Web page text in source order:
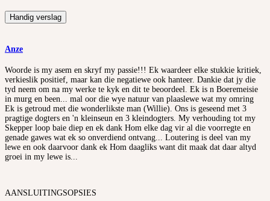
Handig verslag
Anze
Woorde is my asem en skryf my passie!!! Ek waardeer elke stukkie kritiek,
verkieslik positief, maar kan die negatiewe ook hanteer. Dankie dat jy die
tyd neem om na my werke te kyk en dit te beoordeel. Ek is n Boeremeisie
in murg en been... mal oor die wye natuur van plaaslewe wat my omring
Ek is getroud met die wonderlikste man (Willie). Ons is geseend met 3
pragtige dogters en 'n kleinseun en 3 kleindogters. My verhouding tot my
Skepper loop baie diep en ek dank Hom elke dag vir al die voorregte en
genade gawes wat ek so onverdiend ontvang... Loutering is deel van my
lewe en ook daarvoor dank ek Hom daagliks want dit maak dat daar altyd
groei in my lewe is...
AANSLUITINGSOPSIES